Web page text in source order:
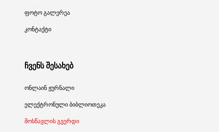
ფოტო გალერეა
კონტაქტი
ჩვენს შესახებ
ონლაინ ჟურნალი
ელექტრონული ბიბლიოთეკა
მოსწავლის გვერდი